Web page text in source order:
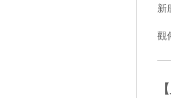
新
觀